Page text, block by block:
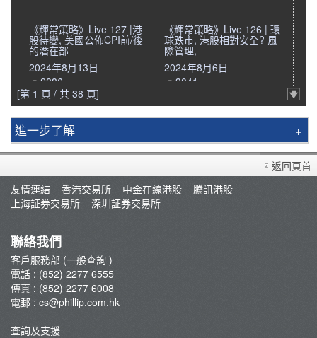
《輝常策略》Live 127 |港
股待變, 美國公佈CPI前/後
的潛在部
2024年8月13日
2886
《輝常策略》Live 126 | 環
球跌市, 港股相對安全? 風
險管理,
2024年8月6日
3041
[第 1 頁 / 共 38 頁]
進一步了解
輝立簡介
分行資料
招聘人才
輝立保險/股票/期貨100%回佣計劃
新聞稿
返回頁首
友情連結
香港交易所 中金在線港股
騰訊港股
上海証券交易所
深圳証券交易所
聯絡我們
客戶服務部 (一般查詢 )
電話 : (852) 2277 6555
傳真 : (852) 2277 6008
電郵 : cs@phillip.com.hk
查詢及支援